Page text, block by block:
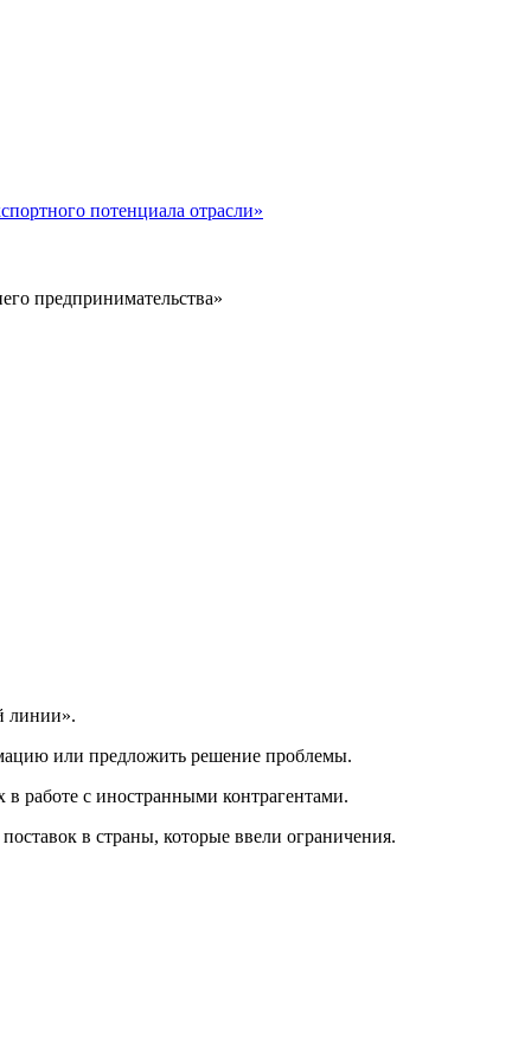
потенциала отрасли»
предпринимательства»
линии».
или предложить решение проблемы.
работе с иностранными контрагентами.
в страны, которые ввели ограничения.